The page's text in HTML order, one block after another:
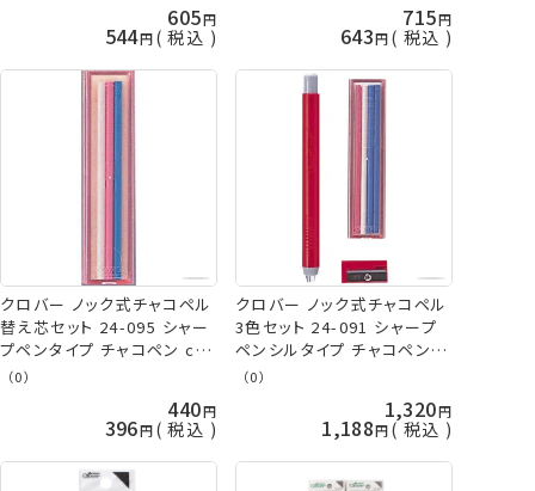
605
544 税込
715
643 税込
クロバー ノック式チャコペル
替え芯セット 24-095 シャー
プペンタイプ チャコペン clv
ネコポス可 手芸の山久
（0）
440
396 税込
クロバー ノック式チャコペル
3色セット 24-091 シャープ
ペンシルタイプ チャコペン し
るし付け clv ネコポス可 手
（0）
1,320
1,188 税込